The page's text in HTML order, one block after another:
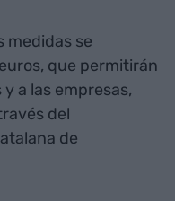
medidas se
que permitirán
a las empresas,
del
de